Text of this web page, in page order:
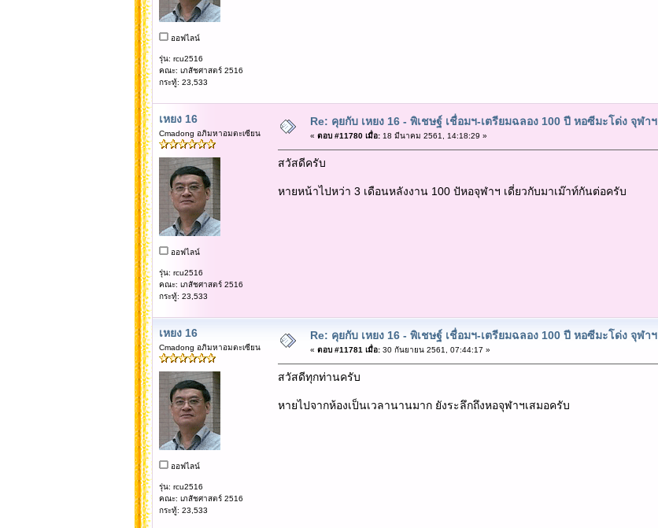
ออฟไลน์
รุ่น: rcu2516
คณะ: เภสัชศาสตร์ 2516
กระทู้: 23,533
เหยง 16
Cmadong อภิมหาอมตะเซียน
ออฟไลน์
รุ่น: rcu2516
คณะ: เภสัชศาสตร์ 2516
กระทู้: 23,533
Re: คุยกับ เหยง 16 - พิเชษฐ์ เชื่อมฯ-เตรียมฉลอง 100 ปี หอซีมะโด่ง จุฬาฯ
« ตอบ #11780 เมื่อ:18 มีนาคม 2561, 14:18:29 »
สวัสดีครับ
หายหน้าไปหว่า 3 เดือนหลังงาน 100 ปัหอจุฬาฯ เดี่ยวกับมาเม๊าท์กันต่อครับ
เหยง 16
Cmadong อภิมหาอมตะเซียน
ออฟไลน์
รุ่น: rcu2516
คณะ: เภสัชศาสตร์ 2516
กระทู้: 23,533
Re: คุยกับ เหยง 16 - พิเชษฐ์ เชื่อมฯ-เตรียมฉลอง 100 ปี หอซีมะโด่ง จุฬาฯ
« ตอบ #11781 เมื่อ:30 กันยายน 2561, 07:44:17 »
สวัสดีทุกท่านครับ
หายไปจากห้องเป็นเวลานานมาก ยังระลึกถึงหอจุฬาฯเสมอครับ